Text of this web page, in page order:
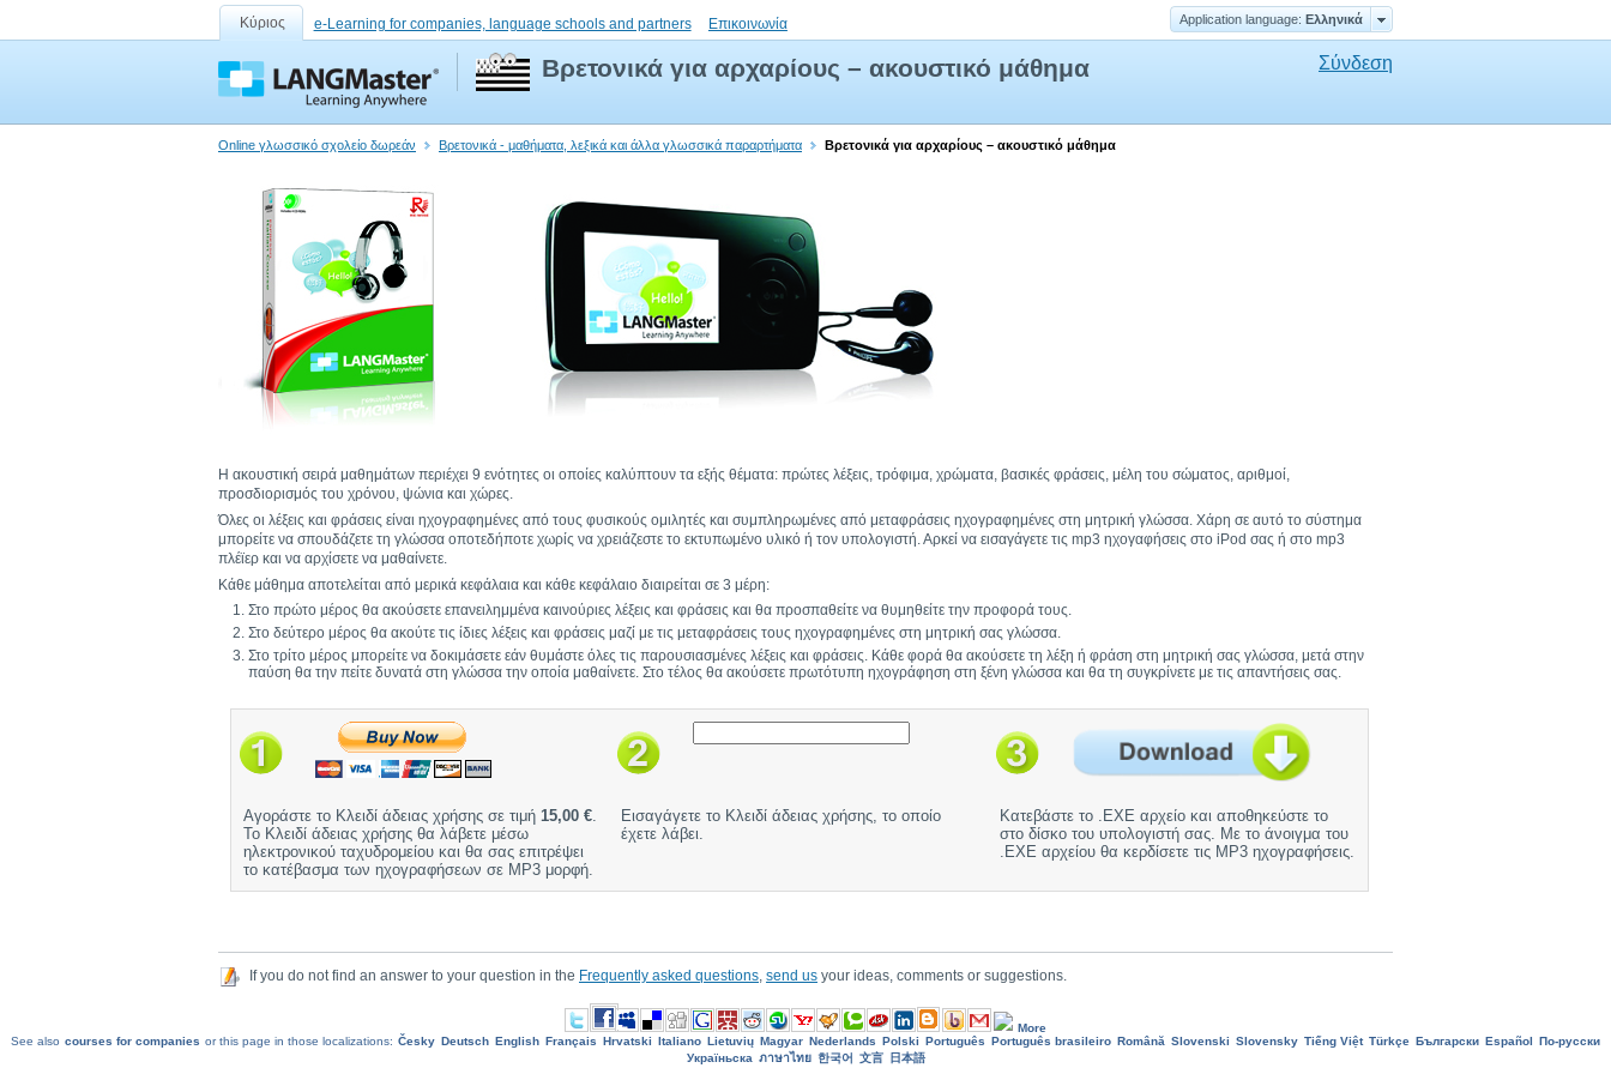
Κύριος e-Learning for companies, language schools and partners Επικοινωνία Application language: Ελληνικά
Βρετονικά για αρχαρίους – ακουστικό μάθημα Σύνδεση
Online γλωσσικό σχολείο δωρεάν Βρετονικά - μαθήματα, λεξικά και άλλα γλωσσικά παραρτήματα Βρετονικά για αρχαρίους – ακουστικό μάθημα
Η ακουστική σειρά μαθημάτων περιέχει 9 ενότητες οι οποίες καλύπτουν τα εξής θέματα: πρώτες λέξεις, τρόφιμα, χρώματα, βασικές φράσεις, μέλη του σώματος, αριθμοί,
προσδιορισμός του χρόνου, ψώνια και χώρες.
Όλες οι λέξεις και φράσεις είναι ηχογραφημένες από τους φυσικούς ομιλητές και συμπληρωμένες από μεταφράσεις ηχογραφημένες στη μητρική γλώσσα. Χάρη σε αυτό το σύστημα
μπορείτε να σπουδάζετε τη γλώσσα οποτεδήποτε χωρίς να χρειάζεστε το εκτυπωμένο υλικό ή τον υπολογιστή. Αρκεί να εισαγάγετε τις mp3 ηχογαφήσεις στο iPod σας ή στο mp3
πλέϊερ και να αρχίσετε να μαθαίνετε.
Κάθε μάθημα αποτελείται από μερικά κεφάλαια και κάθε κεφάλαιο διαιρείται σε 3 μέρη:
Στο πρώτο μέρος θα ακούσετε επανειλημμένα καινούριες λέξεις και φράσεις και θα προσπαθείτε να θυμηθείτε την προφορά τους.
Στο δεύτερο μέρος θα ακούτε τις ίδιες λέξεις και φράσεις μαζί με τις μεταφράσεις τους ηχογραφημένες στη μητρική σας γλώσσα.
Στο τρίτο μέρος μπορείτε να δοκιμάσετε εάν θυμάστε όλες τις παρουσιασμένες λέξεις και φράσεις. Κάθε φορά θα ακούσετε τη λέξη ή φράση στη μητρική σας γλώσσα, μετά στην
παύση θα την πείτε δυνατά στη γλώσσα την οποία μαθαίνετε. Στο τέλος θα ακούσετε πρωτότυπη ηχογράφηση στη ξένη γλώσσα και θα τη συγκρίνετε με τις απαντήσεις σας.
Αγοράστε το Κλειδί άδειας χρήσης σε τιμή 15,00 €.
Το Κλειδί άδειας χρήσης θα λάβετε μέσω
ηλεκτρονικού ταχυδρομείου και θα σας επιτρέψει
το κατέβασμα των ηχογραφήσεων σε MP3 μορφή.
Εισαγάγετε το Κλειδί άδειας χρήσης, το οποίο
έχετε λάβει.
Κατεβάστε το .EXE αρχείο και αποθηκεύστε το
στο δίσκο του υπολογιστή σας. Με το άνοιγμα του
.EXE αρχείου θα κερδίσετε τις MP3 ηχογραφήσεις.
If you do not find an answer to your question in the Frequently asked questions send us your ideas, comments or suggestions.
More
See also courses for companies or this page in those localizations: Česky Deutsch English Français Hrvatski Italiano Lietuvių Magyar Nederlands Polski Português Português brasileiro Română Slovenski Slovensky Tiếng Việt Türkçe Български Еspañol
По-русски
Україньска ภาษาไทย 한국어 文言 日本語